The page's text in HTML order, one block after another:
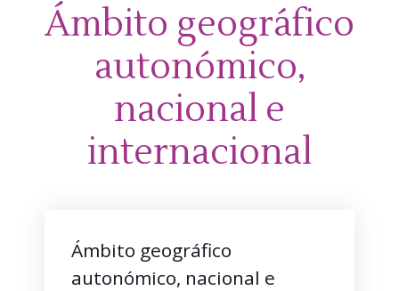
Ámbito geográfico
autonómico,
nacional e
internacional
Ámbito geográfico
autonómico, nacional e